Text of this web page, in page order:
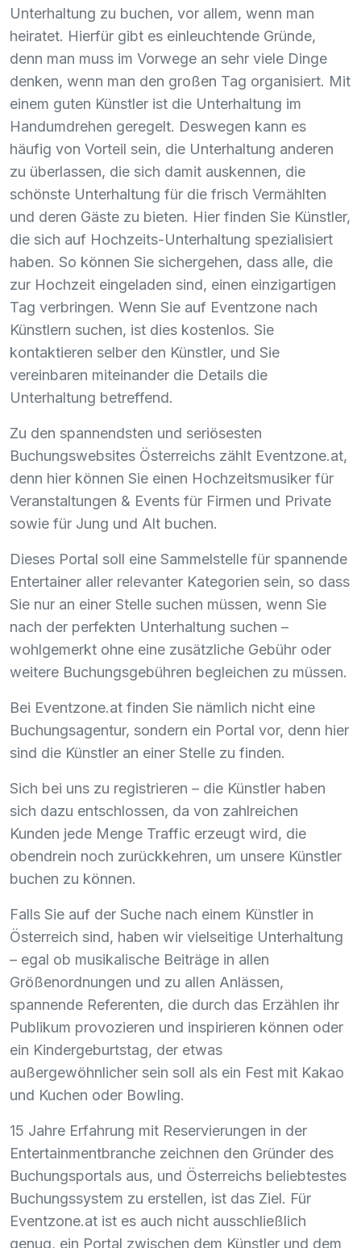
Unterhaltung zu buchen, vor allem, wenn man
heiratet. Hierfür gibt es einleuchtende Gründe,
denn man muss im Vorwege an sehr viele Dinge
denken, wenn man den großen Tag organisiert. Mit
einem guten Künstler ist die Unterhaltung im
Handumdrehen geregelt. Deswegen kann es
häufig von Vorteil sein, die Unterhaltung anderen
zu überlassen, die sich damit auskennen, die
schönste Unterhaltung für die frisch Vermählten
und deren Gäste zu bieten. Hier finden Sie Künstler,
die sich auf Hochzeits-Unterhaltung spezialisiert
haben. So können Sie sichergehen, dass alle, die
zur Hochzeit eingeladen sind, einen einzigartigen
Tag verbringen. Wenn Sie auf Eventzone nach
Künstlern suchen, ist dies kostenlos. Sie
kontaktieren selber den Künstler, und Sie
vereinbaren miteinander die Details die
Unterhaltung betreffend.
Zu den spannendsten und seriösesten
Buchungswebsites Österreichs zählt Eventzone.at,
denn hier können Sie einen Hochzeitsmusiker für
Veranstaltungen & Events für Firmen und Private
sowie für Jung und Alt buchen.
Dieses Portal soll eine Sammelstelle für spannende
Entertainer aller relevanter Kategorien sein, so dass
Sie nur an einer Stelle suchen müssen, wenn Sie
nach der perfekten Unterhaltung suchen –
wohlgemerkt ohne eine zusätzliche Gebühr oder
weitere Buchungsgebühren begleichen zu müssen.
Bei Eventzone.at finden Sie nämlich nicht eine
Buchungsagentur, sondern ein Portal vor, denn hier
sind die Künstler an einer Stelle zu finden.
Sich bei uns zu registrieren – die Künstler haben
sich dazu entschlossen, da von zahlreichen
Kunden jede Menge Traffic erzeugt wird, die
obendrein noch zurückkehren, um unsere Künstler
buchen zu können.
Falls Sie auf der Suche nach einem Künstler in
Österreich sind, haben wir vielseitige Unterhaltung
– egal ob musikalische Beiträge in allen
Größenordnungen und zu allen Anlässen,
spannende Referenten, die durch das Erzählen ihr
Publikum provozieren und inspirieren können oder
ein Kindergeburtstag, der etwas
außergewöhnlicher sein soll als ein Fest mit Kakao
und Kuchen oder Bowling.
15 Jahre Erfahrung mit Reservierungen in der
Entertainmentbranche zeichnen den Gründer des
Buchungsportals aus, und Österreichs beliebtestes
Buchungssystem zu erstellen, ist das Ziel. Für
Eventzone.at ist es auch nicht ausschließlich
genug, ein Portal zwischen dem Künstler und dem